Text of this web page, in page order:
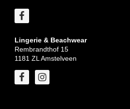
Lingerie & Beachwear
Rembrandthof 15
1181 ZL Amstelveen